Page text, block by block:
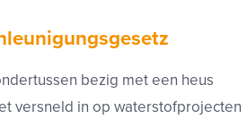
bezig met een heus
versneld in op waterstofprojecten